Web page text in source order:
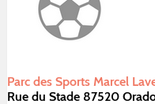
Parc des Sports Marcel
Rue du Stade 87520